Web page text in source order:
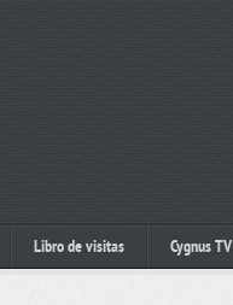
Libro de visitas Cygnus TV